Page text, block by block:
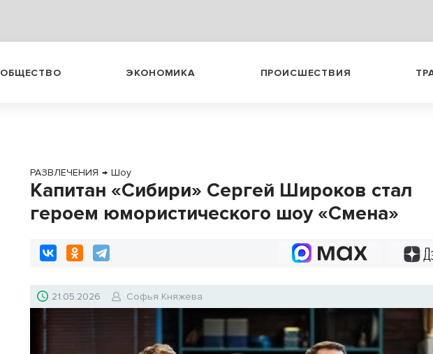
ОБЩЕСТВО ЭКОНОМИКА ПРОИСШЕСТВИЯ
РАЗВЛЕЧЕНИЯ → Шоу
Капитан «Сибири» Сергей Широков стал
героем юмористического шоу «Смена»
21.05.2026 Софья Княжева